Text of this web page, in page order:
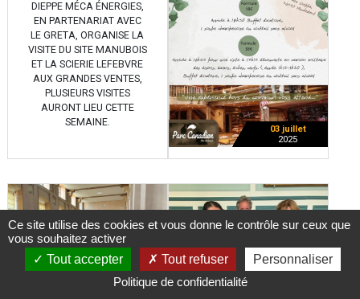
DIEPPE MÉCA ÉNERGIES,
EN PARTENARIAT AVEC
LE GRETA, ORGANISE LA
VISITE DU SITE MANUBOIS
ET LA SCIERIE LEFEBVRE
AUX GRANDES VENTES,
PLUSIEURS VISITES
AURONT LIEU CETTE
SEMAINE.
03 juillet
2025
03 juillet
Ce site utilise des cookies et vous donne le contrôle sur ceux que
vous souhaitez activer
Tout accepter
Tout refuser
Personnaliser
Politique de confidentialité